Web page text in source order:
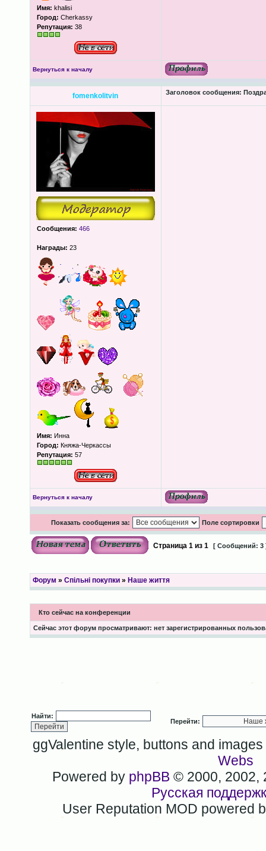
Имя: khalisi
Город: Cherkassy
Репутация: 38
Вернуться к началу
fomenkolitvin Заголовок сообщения:
Сообщения: 466
Награды: 23
Имя: Инна
Город: Княжа-Черкассы
Репутация: 57
Вернуться к началу
Показать сообщения за: Поле сортировки
Страница 1из 1 [ Сообщений: 3
Форум » Спільні покупки» Наше життя
Кто сейчас на конференции
Сейчас этот форум просматривают: нет зарегистрированных
Найти:
Перейти:
ggValentine style, buttons and
Webs
Powered by phpBB © 2000, 2002,
Русская
User Reputation MOD powered